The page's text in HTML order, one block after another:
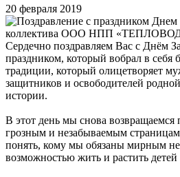
20 февраля 2019
Сердечно поздравляем Вас с Днём
праздником, который вобрал в себя
традиции, который олицетворяет
защитников и освободителей
истории.
В этот день мы снова возвращаемся
грозным и незабываемым
понять, кому мы обязаны мирным
возможностью жить и растить детей